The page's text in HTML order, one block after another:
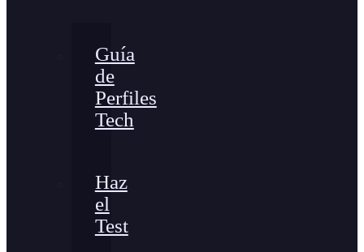
Guía
de
Perfiles
Tech
Haz
el
Test